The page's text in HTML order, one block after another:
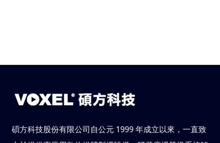
碩方科技股份有限公司自公元 1999 年成立以來，一直致